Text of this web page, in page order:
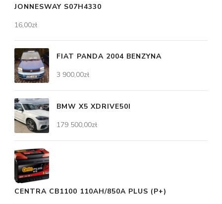
JONNESWAY S07H4330
16,00zł
FIAT PANDA 2004 BENZYNA
3 900,00zł
BMW X5 XDRIVE50I
179 500,00zł
CENTRA CB1100 110AH/850A PLUS (P+)